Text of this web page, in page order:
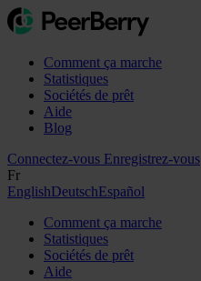
Comment ça marche
Statistiques
Sociétés de prêt
Aide
Blog
Connectez-vous Enregistrez-vous
Fr
EnglishDeutschEspañol
Comment ça marche
Statistiques
Sociétés de prêt
Aide